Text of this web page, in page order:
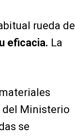
rueda de
eficacia. La
del Ministerio
se